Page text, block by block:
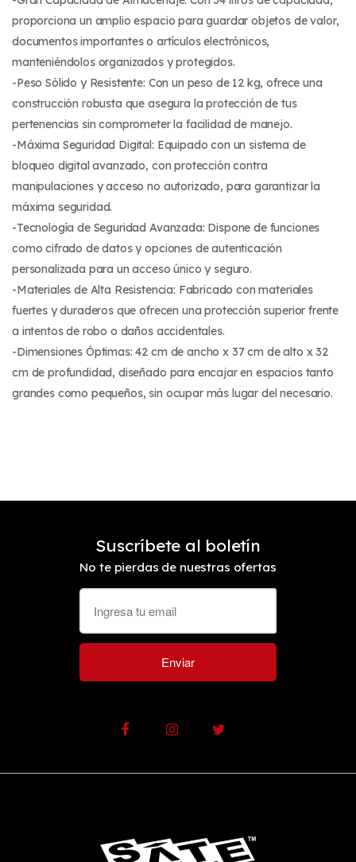
proporciona un amplio espacio para guardar objetos de valor,
documentos importantes o artículos electrónicos,
manteniéndolos organizados y protegidos.
-Peso Sólido y Resistente: Con un peso de 12 kg, ofrece una
construcción robusta que asegura la protección de tus
pertenencias sin comprometer la facilidad de manejo.
-Máxima Seguridad Digital: Equipado con un sistema de
bloqueo digital avanzado, con protección contra
manipulaciones y acceso no autorizado, para garantizar la
máxima seguridad.
-Tecnología de Seguridad Avanzada: Dispone de funciones
como cifrado de datos y opciones de autenticación
personalizada para un acceso único y seguro.
-Materiales de Alta Resistencia: Fabricado con materiales
fuertes y duraderos que ofrecen una protección superior frente
a intentos de robo o daños accidentales.
-Dimensiones Óptimas: 42 cm de ancho x 37 cm de alto x 32
cm de profundidad, diseñado para encajar en espacios tanto
grandes como pequeños, sin ocupar más lugar del necesario.
Suscríbete al boletín
No te pierdas de nuestras ofertas
Enviar